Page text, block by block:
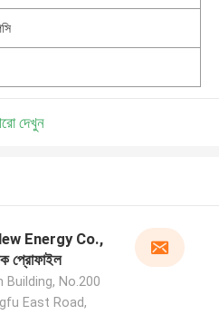
দেখুন
Energy Co.,
প্রোফাইল
Building, No.200
East Road,